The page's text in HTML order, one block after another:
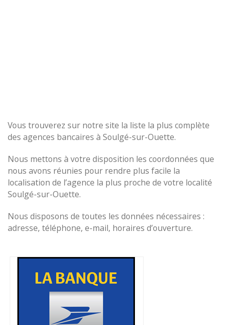
Vous trouverez sur notre site la liste la plus complète
des agences bancaires à Soulgé-sur-Ouette.
Nous mettons à votre disposition les coordonnées que
nous avons réunies pour rendre plus facile la
localisation de l’agence la plus proche de votre localité
Soulgé-sur-Ouette.
Nous disposons de toutes les données nécessaires :
adresse, téléphone, e-mail, horaires d’ouverture.